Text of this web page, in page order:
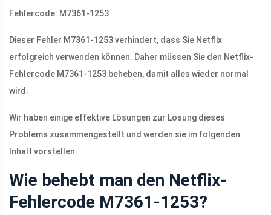
Fehlercode: M7361-1253
Dieser Fehler M7361-1253 verhindert, dass Sie Netflix
erfolgreich verwenden können. Daher müssen Sie den Netflix-
Fehlercode M7361-1253 beheben, damit alles wieder normal
wird.
Wir haben einige effektive Lösungen zur Lösung dieses
Problems zusammengestellt und werden sie im folgenden
Inhalt vorstellen.
Wie behebt man den Netflix-
Fehlercode M7361-1253?